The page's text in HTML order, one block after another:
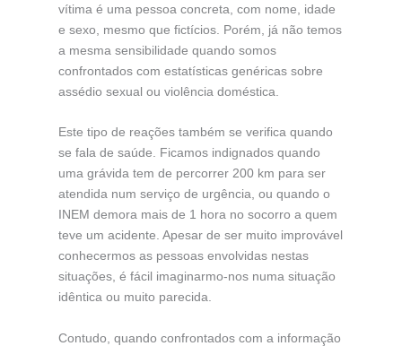
vítima é uma pessoa concreta, com nome, idade
e sexo, mesmo que fictícios. Porém, já não temos
a mesma sensibilidade quando somos
confrontados com estatísticas genéricas sobre
assédio sexual ou violência doméstica.
Este tipo de reações também se verifica quando
se fala de saúde. Ficamos indignados quando
uma grávida tem de percorrer 200 km para ser
atendida num serviço de urgência, ou quando o
INEM demora mais de 1 hora no socorro a quem
teve um acidente. Apesar de ser muito improvável
conhecermos as pessoas envolvidas nestas
situações, é fácil imaginarmo-nos numa situação
idêntica ou muito parecida.
Contudo, quando confrontados com a informação